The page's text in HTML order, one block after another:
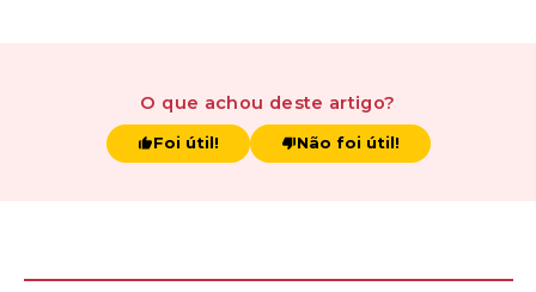
O que achou deste artigo?
Foi útil! Não foi útil!